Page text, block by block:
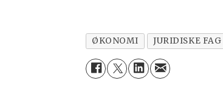
ØKONOMI JURIDISKE FAG